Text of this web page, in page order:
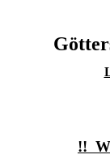
!!